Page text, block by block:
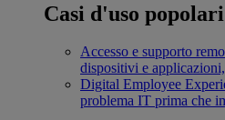
Casi d'uso popolari
Accesso e supporto
dispositivi e
Digital Employee
problema IT prima che